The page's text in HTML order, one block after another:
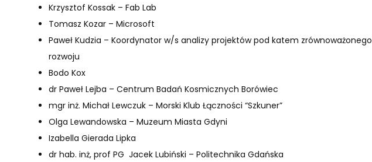
Krzysztof Kossak – Fab Lab
Tomasz Kozar – Microsoft
Paweł Kudzia – Koordynator w/s analizy projektów pod katem zrównoważonego
rozwoju
Bodo Kox
dr Paweł Lejba – Centrum Badań Kosmicznych Borówiec
mgr inż. Michał Lewczuk – Morski Klub Łączności “Szkuner”
Olga Lewandowska – Muzeum Miasta Gdyni
Izabella Gierada Lipka
dr hab. inż, prof PG Jacek Lubiński – Politechnika Gdańska